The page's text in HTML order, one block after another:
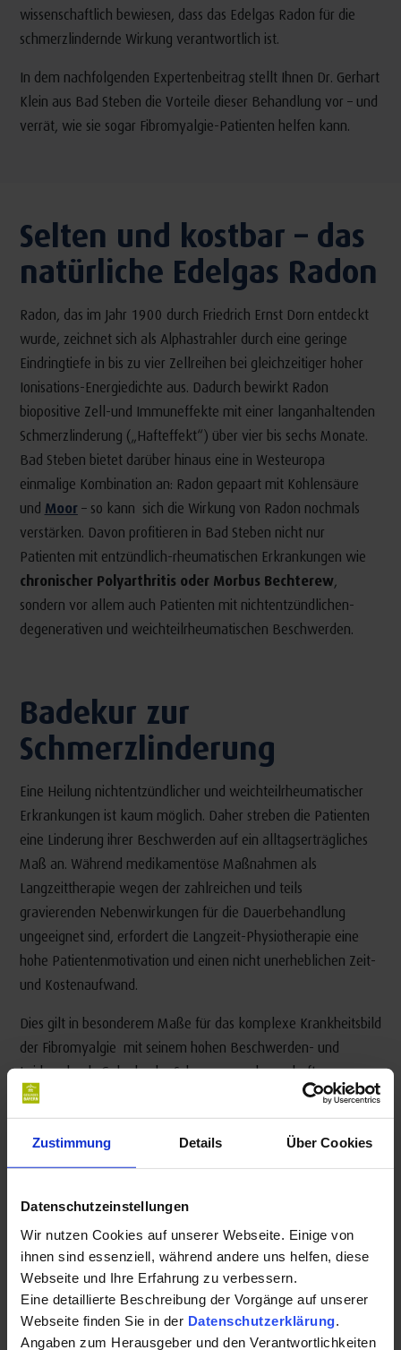
Zustimmung Details Über Cookies
Datenschutzeinstellungen
Wir nutzen Cookies auf unserer Webseite. Einige von
ihnen sind essenziell, während andere uns helfen, diese
Webseite und Ihre Erfahrung zu verbessern.
Eine detaillierte Beschreibung der Vorgänge auf unserer
Webseite finden Sie in der Datenschutzerklärung
Angaben zum Herausgeber und den Verantwortlichkeiten
wissenschaftlich bewiesen, dass das Edelgas Radon für die
schmerzlindernde Wirkung verantwortlich ist.
In dem nachfolgenden Expertenbeitrag stellt Ihnen Dr. Gerhart
Klein aus Bad Steben die Vorteile dieser Behandlung vor – und
verrät, wie sie sogar Fibromyalgie-Patienten helfen kann.
Selten und kostbar – das
natürliche Edelgas Radon
Radon, das im Jahr 1900 durch Friedrich Ernst Dorn entdeckt
wurde, zeichnet sich als Alphastrahler durch eine geringe
Eindringtiefe in bis zu vier Zellreihen bei gleichzeitiger hoher
Ionisations-Energiedichte aus. Dadurch bewirkt Radon
biopositive Zell-und Immuneffekte mit einer langanhaltenden
Schmerzlinderung („Hafteffekt“) über vier bis sechs Monate.
Bad Steben bietet darüber hinaus eine in Westeuropa
einmalige Kombination an: Radon gepaart mit Kohlensäure
und Moor– so kann sich die Wirkung von Radon nochmals
verstärken. Davon profitieren in Bad Steben nicht nur
Patienten mit entzündlich-rheumatischen Erkrankungen wie
chronischer Polyarthritis oder Morbus Bechterew,
sondern vor allem auch Patienten mit nichtentzündlichen-
degenerativen und weichteilrheumatischen Beschwerden.
Badekur zur
Schmerzlinderung
Eine Heilung nichtentzündlicher und weichteilrheumatischer
Erkrankungen ist kaum möglich. Daher streben die Patienten
eine Linderung ihrer Beschwerden auf ein alltagserträgliches
Maß an. Während medikamentöse Maßnahmen als
Langzeittherapie wegen der zahlreichen und teils
gravierenden Nebenwirkungen für die Dauerbehandlung
ungeeignet sind, erfordert die Langzeit-Physiotherapie eine
hohe Patientenmotivation und einen nicht unerheblichen Zeit-
und Kostenaufwand.
Dies gilt in besonderem Maße für das komplexe Krankheitsbild
der Fibromyalgie mit seinem hohen Beschwerden- und
Leidensdruck. Gelenknahe Schmerzen, schmerzhafte
Muskelverspannungen, Müdigkeit, Erschöpfung und
Schlafstörungen zählen ebenso zu den Beschwerden wie
Magen-Darm-Erkrankungen, Herzjagen, Atemnot,
Gefühlsstörungen in den Gliedmaßen und Ödemen. Aber auch
Angstgefühle und häufig Depressionen erhöhen den enormen
Leidensdruck von Fibromyalgie-Patienten.
Um diesem entgegenzuwirken und eine Linderung der
Beschwerden zu erreichen, gibt es in Bad Steben die
Möglichkeit einer multimodalen Komplexbehandlung. Zehn